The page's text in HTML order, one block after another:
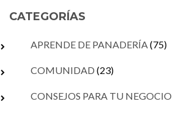
CATEGORÍAS
APRENDE DE PANADERÍA(75)
COMUNIDAD (23)
CONSEJOS PARA TU NEGOCIO